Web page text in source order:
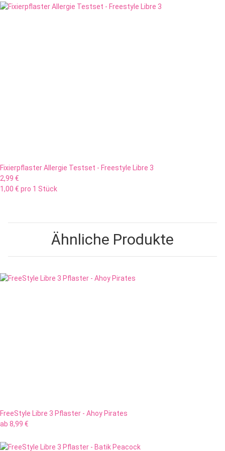
Fixierpflaster Allergie Testset - Freestyle Libre 3
2,99 €
1,00 € pro 1 Stück
Ähnliche Produkte
FreeStyle Libre 3 Pflaster - Ahoy Pirates
ab 8,99 €